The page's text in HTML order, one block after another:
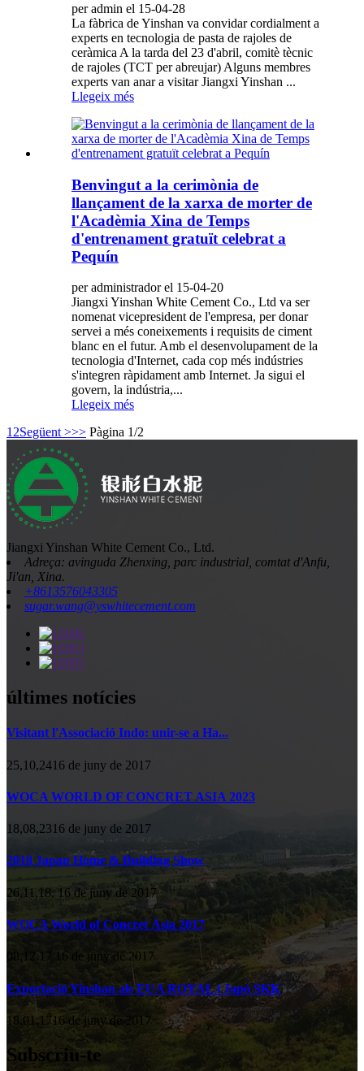
per admin el 15-04-28
La fàbrica de Yinshan va convidar cordialment a
experts en tecnologia de pasta de rajoles de
ceràmica A la tarda del 23 d'abril, comitè tècnic
de rajoles (TCT per abreujar) Alguns membres
experts van anar a visitar Jiangxi Yinshan ...
Llegeix més
Benvingut a la cerimònia de
llançament de la xarxa de morter de
l'Acadèmia Xina de Temps
d'entrenament gratuït celebrat a
Pequín
per administrador el 15-04-20
Jiangxi Yinshan White Cement Co., Ltd va ser
nomenat vicepresident de l'empresa, per donar
servei a més coneixements i requisits de ciment
blanc en el futur. Amb el desenvolupament de la
tecnologia d'Internet, cada cop més indústries
s'integren ràpidament amb Internet. Ja sigui el
govern, la indústria,...
Llegeix més
1 2Següent >>> Pàgina 1/2
Jiangxi Yinshan White Cement Co., Ltd.
Adreça: avinguda Zhenxing, parc industrial, comtat d'Anfu,
Ji'an, Xina.
+8613576043305
sugar.wang@yswhitecement.com
últimes notícies
Visitant l'Associació Indo: unir-se a Ha...
25,10,2416 de juny de 2017
WOCA WORLD OF CONCRET ASIA 2023
18,08,2316 de juny de 2017
2018 Japan Home & Building Show
26,11,18, 16 de juny de 2017
WOCA World of Concret Àsia 2017
08,12,17 16 de juny de 2017
Exportació Yinshan als EUA ROYAL i Japó SKK
18,01,1716 de juny de 2017
Subscriu-te